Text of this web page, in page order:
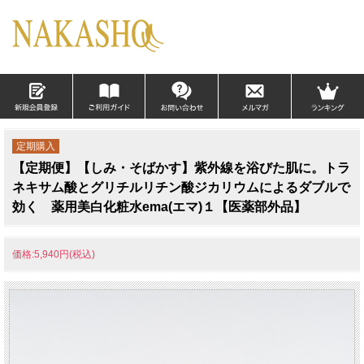
定期購入
【定期便】【しみ・そばかす】紫外線を浴びた肌に。トラ
ネキサム酸とグリチルリチン酸ジカリウムによるダブルで
効く 薬用美白化粧水ema(エマ)１【医薬部外品】
価格:5,940円(税込)